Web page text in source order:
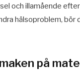
och illamående
hälsoproblem, bör
på